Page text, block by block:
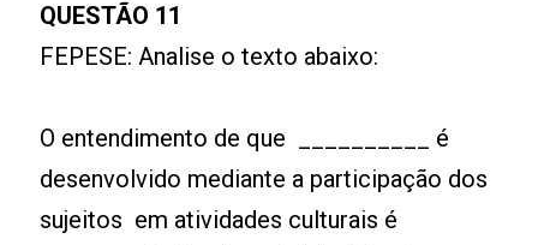
QUESTÃO 11
FEPESE: Analise o texto abaixo:
O entendimento de que __________ é
desenvolvido mediante a participação dos
sujeitos em atividades culturais é